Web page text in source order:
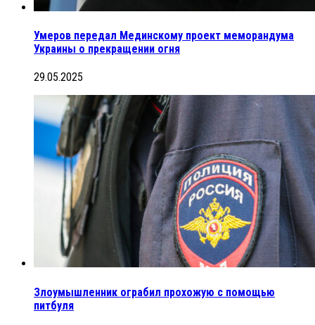
Умеров передал Мединскому проект меморандума
Украины о прекращении огня
29.05.2025
Злоумышленник ограбил прохожую с помощью
питбуля